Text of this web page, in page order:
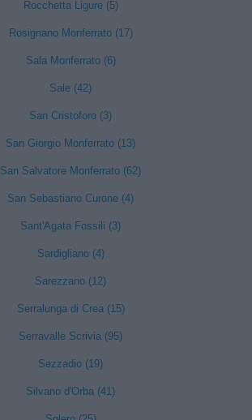
Rocchetta Ligure (5)
Rosignano Monferrato (17)
Sala Monferrato (6)
Sale (42)
San Cristoforo (3)
San Giorgio Monferrato (13)
San Salvatore Monferrato (62)
San Sebastiano Curone (4)
Sant'Agata Fossili (3)
Sardigliano (4)
Sarezzano (12)
Serralunga di Crea (15)
Serravalle Scrivia (95)
Sezzadio (19)
Silvano d'Orba (41)